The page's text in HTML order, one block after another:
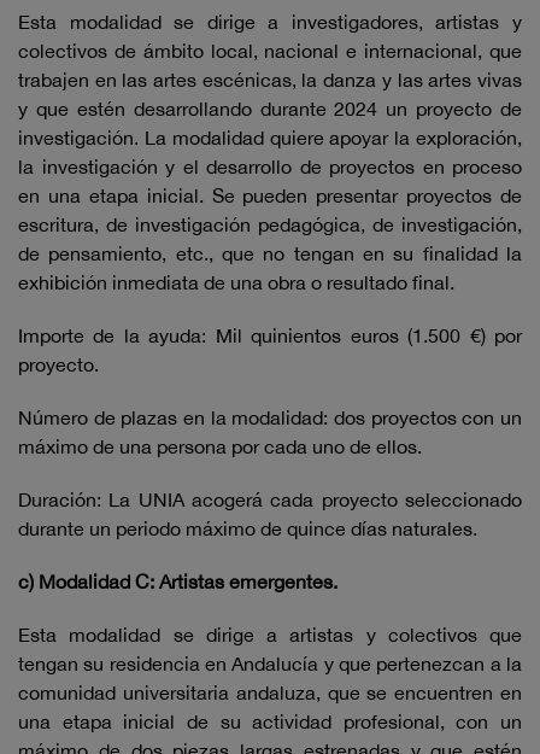
Esta modalidad se dirige a investigadores, artistas y
colectivos de ámbito local, nacional e internacional, que
trabajen en las artes escénicas, la danza y las artes vivas
y que estén desarrollando durante 2024 un proyecto de
investigación. La modalidad quiere apoyar la exploración,
la investigación y el desarrollo de proyectos en proceso
en una etapa inicial. Se pueden presentar proyectos de
escritura, de investigación pedagógica, de investigación,
de pensamiento, etc., que no tengan en su finalidad la
exhibición inmediata de una obra o resultado final.
Importe de la ayuda: Mil quinientos euros (1.500 €) por
proyecto.
Número de plazas en la modalidad: dos proyectos con un
máximo de una persona por cada uno de ellos.
Duración: La UNIA acogerá cada proyecto seleccionado
durante un periodo máximo de quince días naturales.
c) Modalidad C: Artistas emergentes.
Esta modalidad se dirige a artistas y colectivos que
tengan su residencia en Andalucía y que pertenezcan a la
comunidad universitaria andaluza, que se encuentren en
una etapa inicial de su actividad profesional, con un